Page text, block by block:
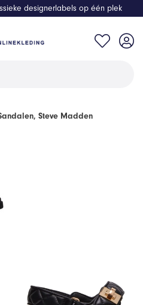
designerlabels op één plek
Steve Madden